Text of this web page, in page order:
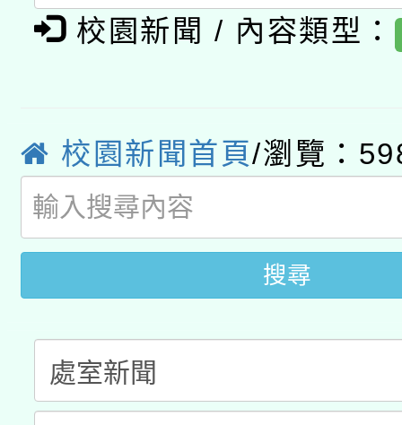
國立臺灣師範大學辦
函轉國家教育研究院中
師專業成長研習實施計
方素養工作坊新北場」
族語言臺北學習中心
「族語學習班」招生簡
轉知有關國立成功大學
文教學共融平台-教案
件」活動簡章
教育部國民及學前教育
年度COVID-19疫苗接
接種對象擴大為「滿6
接種之民眾」措施，
月28日止
校園新聞 / 內容類型：
校園新聞首頁/瀏覽：
搜尋